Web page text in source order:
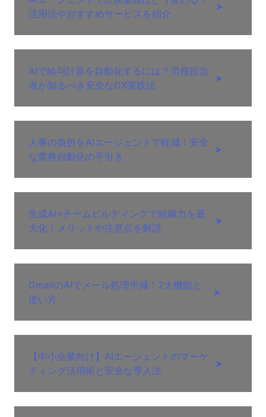
活用法やおすすめサービスを紹介
➤
AIで給与計算を自動化するには？労務担当
者が知るべき安全なDX実践法
➤
人事の負担をAIエージェントで軽減！安全
な業務自動化の手引き
➤
生成AI×チームビルディングで組織力を最
大化！メリットや注意点を解説
➤
GmailのAIでメール処理半減！2大機能と
使い方
➤
【中小企業向け】AIエージェントのマーケ
ティング活用術と安全な導入法
➤